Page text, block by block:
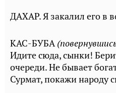
ДАХАР. Я закалил его в
КАС-БУБА
Идите сюда, сынки!
очереди. Не бывает
Сурмат, покажи народу